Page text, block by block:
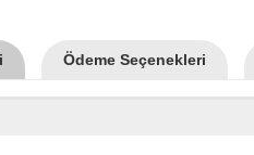
Ödeme Seçenekleri